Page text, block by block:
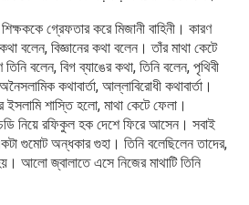
গ্রেফতার করে মিজানী বাহিনী। কারণ
বলেন, বিজ্ঞানের কথা বলেন। তাঁর মাথা কেটে
বলেন, বিগ ব্যাঙের কথা, তিনি বলেন, পৃথিবী
কথাবার্তা, আল্লাবিরোধী কথাবার্তা।
শাস্তি হলো, মাথা কেটে ফেলা।
নিয়ে রফিকুল হক দেশে ফিরে আসেন। সবাই
গুমোট অন্ধকার গুহা। তিনি বলেছিলেন তাদের,
আলো জ্বালাতে এসে নিজের মাথাটি তিনি